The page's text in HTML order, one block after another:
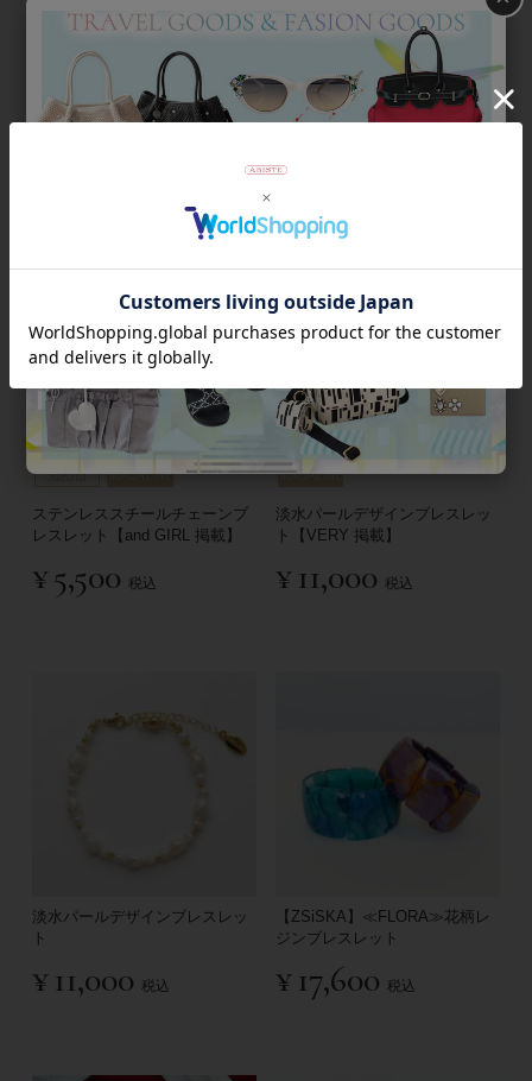
パールボール×メタルボールブ
¥13,200
ビジューバングル
¥ 11,000 税込
ステンレススチールチェーンブ
レスレット【and GIRL 掲載】
¥5,500 税込
淡水パールデザインブレスレッ
ト【VERY 掲載】
¥ 11,000 税込
淡水パールデザインブレスレッ
ト
¥ 11,000 税込
【ZSiSKA】≪FLORA≫花柄レ
ジンブレスレット
¥ 17,600 税込